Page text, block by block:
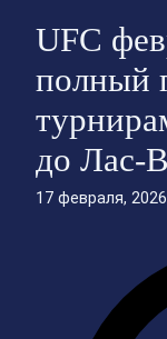
UFC
полный
до Лас-
17 февраля, 2026